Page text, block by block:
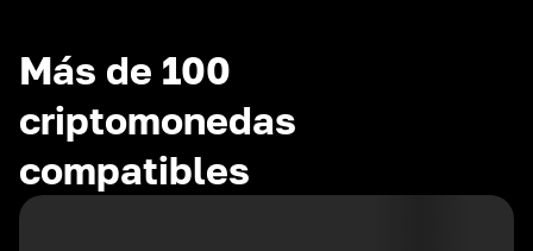
Más de 100
criptomonedas
compatibles